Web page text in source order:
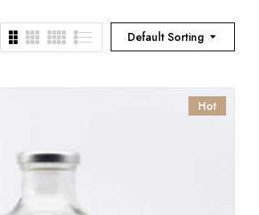
Default Sorting
Hot